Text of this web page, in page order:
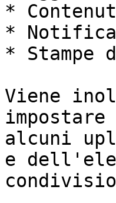
*
*
* Stampe
Viene
alcuni
e